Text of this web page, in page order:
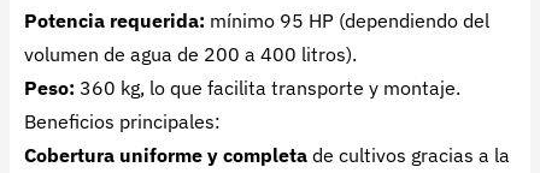
Potencia requerida: mínimo 95 HP (dependiendo del
volumen de agua de 200 a 400 litros).
Peso: 360 kg, lo que facilita transporte y montaje.
Beneficios principales:
Cobertura uniforme y completa de cultivos gracias a la